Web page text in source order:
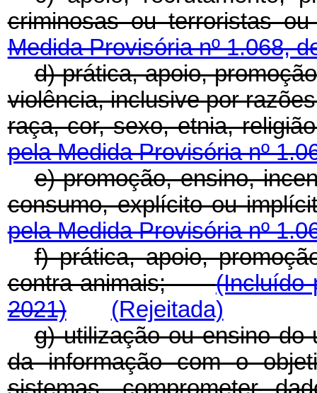
criminosas ou
Medida Provisória nº 1.068,
d) prática, apoio,
violência, inclusive por
raça, cor, sexo, etnia,
pela Medida Provisória nº
e) promoção, ensino,
consumo, explícito ou
pela Medida Provisória nº
f) prática, apoio,
contra animais;(Incluído
2021)
(Rejeitada)
g) utilização ou ensino do
da informação com o
sistemas, comprometer